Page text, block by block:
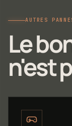
AUTRES
Le
n'est